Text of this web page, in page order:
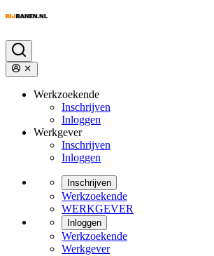
Werkzoekende
Inschrijven
Inloggen
Werkgever
Inschrijven
Inloggen
Inschrijven
Werkzoekende
WERKGEVER
Inloggen
Werkzoekende
Werkgever